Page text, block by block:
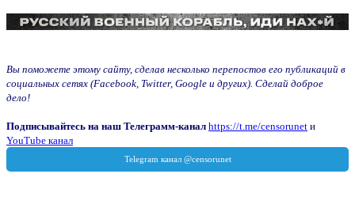
Вы поможете этому сайту, сделав несколько перепостов его публикаций в
социальных сетях (Facebook, Twitter, Google и других). Сделай доброе
дело!
Подписывайтесь на наш Телеграмм-канал https://t.me/censorunet и
YouTube канал